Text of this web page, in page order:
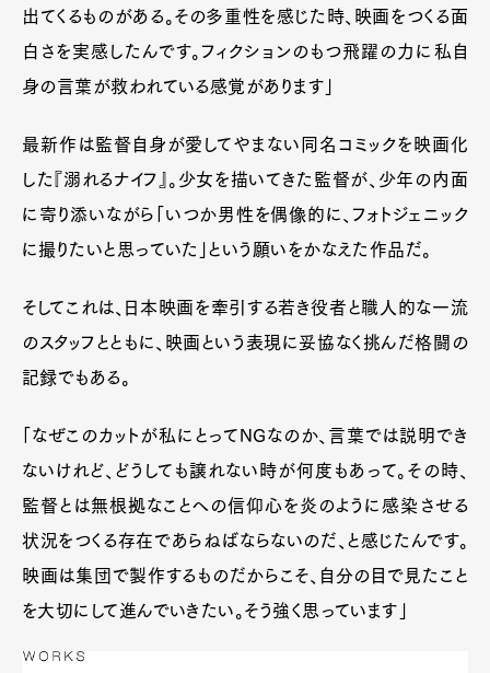
出てくるものがある。その多重性を感じた時、映画をつくる面
白さを実感したんです。フィクションのもつ飛躍の力に私自
身の言葉が救われている感覚があります」
最新作は監督自身が愛してやまない同名コミックを映画化
した『溺れるナイフ』。少女を描いてきた監督が、少年の内面
に寄り添いながら「いつか男性を偶像的に、フォトジェニック
に撮りたいと思っていた」という願いをかなえた作品だ。
そしてこれは、日本映画を牽引する若き役者と職人的な一流
のスタッフとともに、映画という表現に妥協なく挑んだ格闘の
記録でもある。
「なぜこのカットが私にとってNGなのか、言葉では説明でき
ないけれど、どうしても譲れない時が何度もあって。その時、
監督とは無根拠なことへの信仰心を炎のように感染させる
状況をつくる存在であらねばならないのだ、と感じたんです。
映画は集団で製作するものだからこそ、自分の目で見たこと
を大切にして進んでいきたい。そう強く思っています」